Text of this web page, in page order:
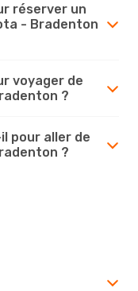
réserver un
- Bradenton
voyager de
?
pour aller de
?